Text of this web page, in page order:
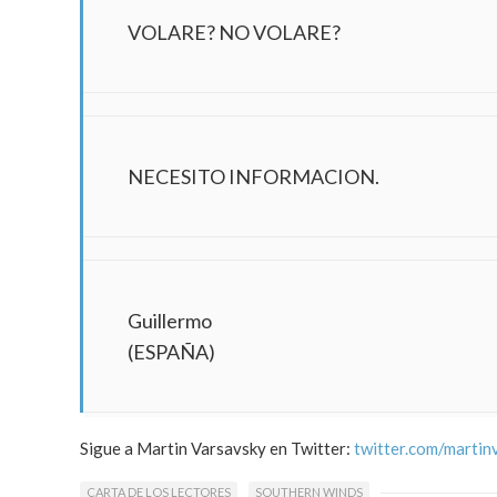
VOLARE? NO VOLARE?
NECESITO INFORMACION.
Guillermo
(ESPAÑA)
Sigue a Martin Varsavsky en Twitter: twitter.com/
CARTA DE LOS LECTORES SOUTHERN WINDS